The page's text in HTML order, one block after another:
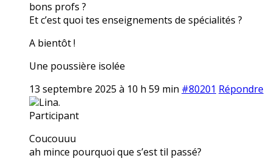
bons profs ?
Et c’est quoi tes enseignements de spécialités ?
A bientôt !
Une poussière isolée
13 septembre 2025 à 10 h 59 min #80201 Répondre
Lina.
Participant
Coucouuu
ah mince pourquoi que s’est til passé?